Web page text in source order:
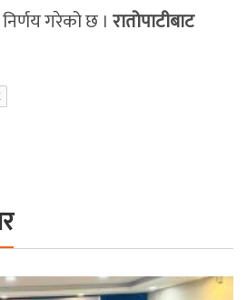
गरेको छ । रातोपाटीबाट